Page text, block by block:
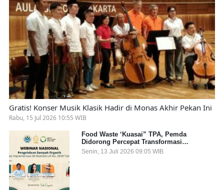
Gratis! Konser Musik Klasik Hadir di Monas Akhir Pekan Ini
Rabu, 15 Jul 2026 10:55 WIB
Food Waste ‘Kuasai” TPA, Pemda
Didorong Percepat Transformasi
Pengelolaan Sampah Organik dari Sumber
Senin, 13 Juli 2026 09:05 WIB